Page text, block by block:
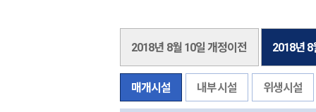
2018년 8월 10일 개정이전 2018년 8
매개시설 내부시설 위생시설